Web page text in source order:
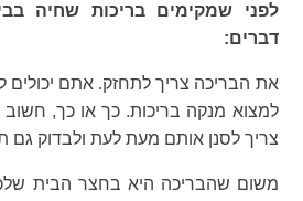
לפני שמקימים בריכות שחיה
דברים:
את הבריכה צריך לתחזק. אתם יכולים
למצוא מנקה בריכות. כך או כך, חשוב
צריך לסנן אותם מעת לעת ולבדוק גם
משום שהבריכה היא בחצר הבית